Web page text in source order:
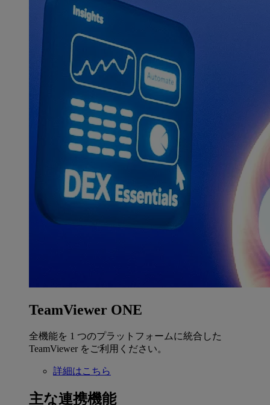
TeamViewer ONE
全機能を 1 つのプラットフォームに統合した
TeamViewer をご利用ください。
詳細はこちら
主な連携機能